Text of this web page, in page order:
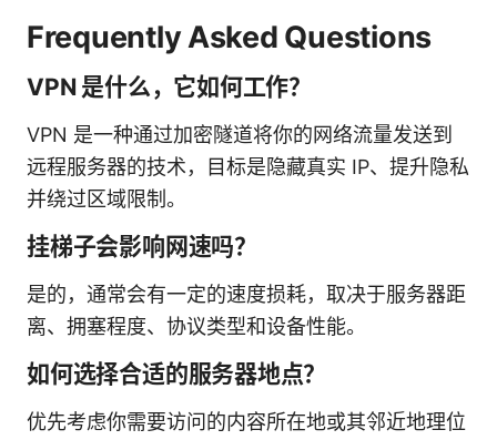
Frequently Asked Questions
VPN 是什么，它如何工作？
VPN 是一种通过加密隧道将你的网络流量发送到
远程服务器的技术，目标是隐藏真实 IP、提升隐私
并绕过区域限制。
挂梯子会影响网速吗？
是的，通常会有一定的速度损耗，取决于服务器距
离、拥塞程度、协议类型和设备性能。
如何选择合适的服务器地点？
优先考虑你需要访问的内容所在地或其邻近地理位